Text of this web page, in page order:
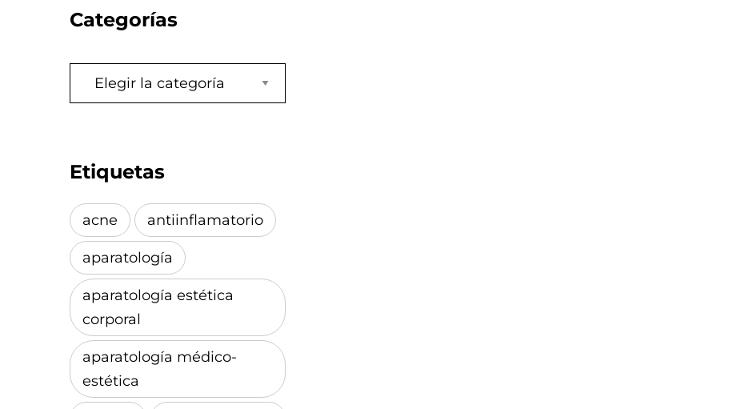
Categorías
Categorías
Etiquetas
acne antiinflamatorio
aparatología
aparatología estética
corporal
aparatología médico-
estética